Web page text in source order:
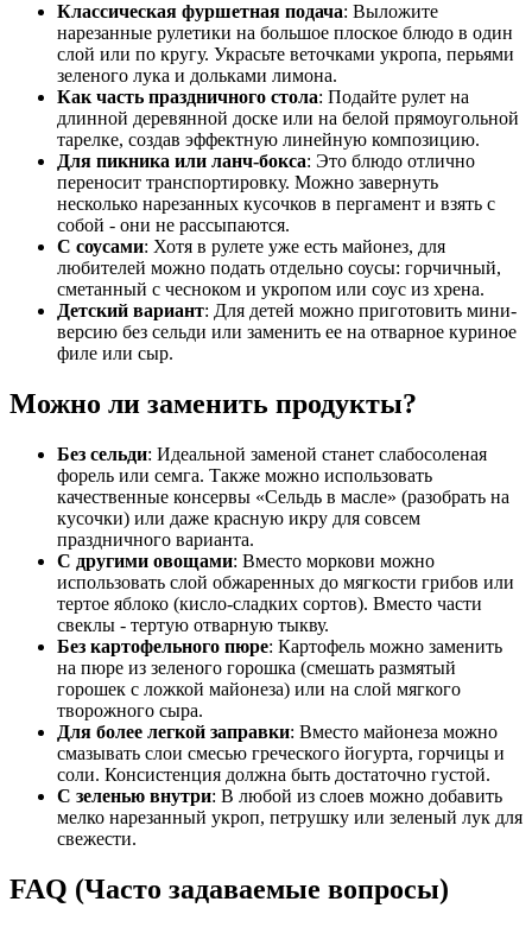
Классическая фуршетная подача: Выложите
нарезанные рулетики на большое плоское блюдо в один
слой или по кругу. Украсьте веточками укропа, перьями
зеленого лука и дольками лимона.
Как часть праздничного стола: Подайте рулет на
длинной деревянной доске или на белой прямоугольной
тарелке, создав эффектную линейную композицию.
Для пикника или ланч-бокса: Это блюдо отлично
переносит транспортировку. Можно завернуть
несколько нарезанных кусочков в пергамент и взять с
собой - они не рассыпаются.
С соусами: Хотя в рулете уже есть майонез, для
любителей можно подать отдельно соусы: горчичный,
сметанный с чесноком и укропом или соус из хрена.
Детский вариант: Для детей можно приготовить мини-
версию без сельди или заменить ее на отварное куриное
филе или сыр.
Можно ли заменить продукты?
Без сельди: Идеальной заменой станет слабосоленая
форель или семга. Также можно использовать
качественные консервы «Сельдь в масле» (разобрать на
кусочки) или даже красную икру для совсем
праздничного варианта.
С другими овощами: Вместо моркови можно
использовать слой обжаренных до мягкости грибов или
тертое яблоко (кисло-сладких сортов). Вместо части
свеклы - тертую отварную тыкву.
Без картофельного пюре: Картофель можно заменить
на пюре из зеленого горошка (смешать размятый
горошек с ложкой майонеза) или на слой мягкого
творожного сыра.
Для более легкой заправки: Вместо майонеза можно
смазывать слои смесью греческого йогурта, горчицы и
соли. Консистенция должна быть достаточно густой.
С зеленью внутри: В любой из слоев можно добавить
мелко нарезанный укроп, петрушку или зеленый лук для
свежести.
FAQ (Часто задаваемые вопросы)